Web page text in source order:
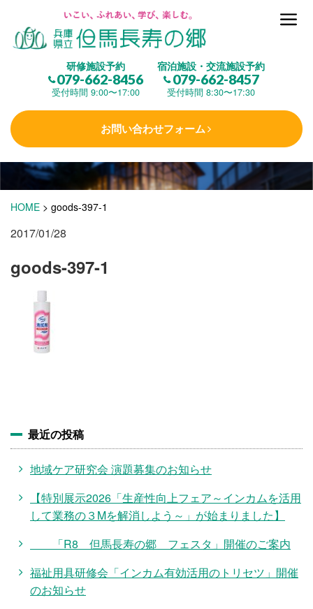
研修施設予約
079-662-8456
受付時間 9:00〜17:00
宿泊施設・交流施設予約
079-662-8457
受付時間 8:30〜17:30
お問い合わせフォーム
但馬長寿の郷とは
(研修施設)
楽しむ
学 ぶ(健康福祉)
(宿泊)
施設・料金
HOME > goods-397-1
2017/01/28
goods-397-1
最近の投稿
地域ケア研究会 演題募集のお知らせ
【特別展示2026「生産性向上フェア～インカムを活用
して業務の３Mを解消しよう～」が始まりました】
「R8 但馬長寿の郷 フェスタ」開催のご案内
福祉用具研修会「インカム有効活用のトリセツ」開催
のお知らせ